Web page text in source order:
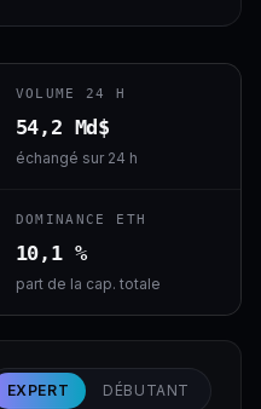
VOLUME 24 H
54,2 Md$
échangé sur 24 h
DOMINANCE ETH
10,1 %
part de la cap. totale
EXPERT DÉBUTANT